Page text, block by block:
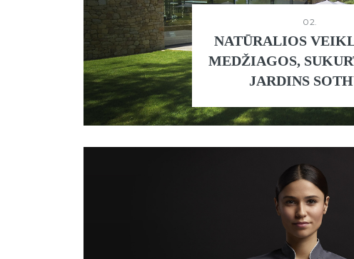
02.
NATŪRALIOS
MEDŽIAGOS,
JARDINS